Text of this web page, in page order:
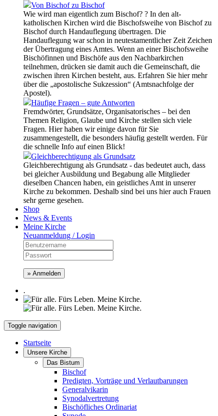
Von Bischof zu Bischof
Wie wird man eigentlich zum Bischof? ? In den alt-
katholischen Kirchen wird die Bischofsweihe von Bischof zu
Bischof durch Handauflegung übertragen. Die
Handauflegung war schon in neutestamentlicher Zeit Zeichen
der Übertragung eines Amtes. Wenn an einer Bischofsweihe
Bischöfinnen und Bischöfe aus den Nachbarkirchen
teilnehmen, drücken sie damit auch die Gemeinschaft, die
zwischen ihren Kirchen besteht, aus. Erfahren Sie hier mehr
über die „apostolische Sukzession“ (Amtsnachfolge der
Apostel).
Häufige Fragen – gute Antworten
Fremdwörter, Grundsätze, Organisatorisches – bei den
Themen Religion, Glaube und Kirche stellen sich viele
Fragen. Hier haben wir einige davon für Sie
zusammengestellt, die besonders häufig gestellt werden. Für
die schnelle Info auf einen Blick!
Gleichberechtigung als Grundsatz
Gleichberechtigung als Grundsatz - das bedeutet auch, dass
bei gleicher Ausbildung und Begabung alle Mitglieder
dieselben Chancen haben, ein geistliches Amt in unserer
Kirche zu bekommen. Deshalb sind bei uns hier auch Frauen
sehr gerne gesehen.
Shop
News & Events
Meine Kirche
Neuanmeldung / Login
» Anmelden
.
Toggle navigation
Startseite
Unsere Kirche
Das Bistum
Bischof
Predigten, Vorträge und Verlautbarungen
Generalvikarin
Synodalvertretung
Bischöfliches Ordinariat